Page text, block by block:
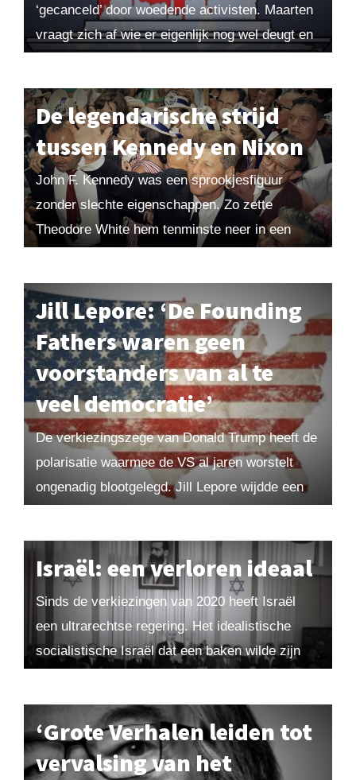
‘gecanceld’ door woedende activisten. Maarten
vraagt zich af wie er eigenlijk nog wel deugt en
De legendarische strijd
tussen Kennedy en Nixon
John F. Kennedy was een sprookjesfiguur
zonder slechte eigenschappen. Zo zette
Theodore White hem tenminste neer in een
Jill Lepore: ‘De Founding
Fathers waren geen
voorstanders van al te
veel democratie’
De verkiezingszege van Donald Trump heeft de
polarisatie waarmee de VS al jaren worstelt
ongenadig blootgelegd. Jill Lepore wijdde een
Israël: een verloren ideaal
Sinds de verkiezingen van 2020 heeft Israël
een ultrarechtse regering. Het idealistische
socialistische Israël dat een baken wilde zijn
‘Grote Verhalen leiden tot
vervalsing van het